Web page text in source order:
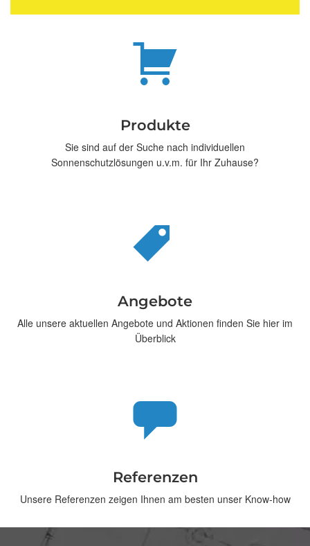
Produkte
Sie sind auf der Suche nach individuellen
Sonnenschutzlösungen u.v.m. für Ihr Zuhause?
Angebote
Alle unsere aktuellen Angebote und Aktionen finden Sie hier im
Überblick
Referenzen
Unsere Referenzen zeigen Ihnen am besten unser Know-how